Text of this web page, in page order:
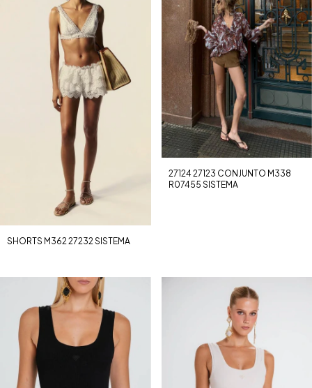
SHORTS M362 27232 SISTEMA
27124 27123 CONJUNTO M338
R07455 SISTEMA